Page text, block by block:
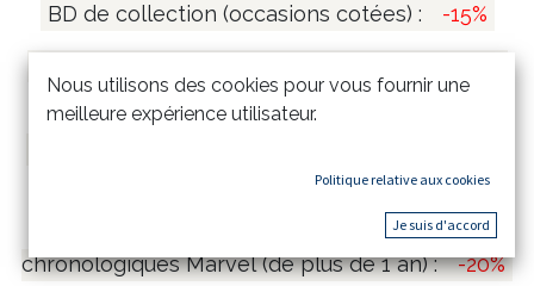
BD de collection (occasions cotées) : -15%
:
-20%
-15%
Comics Marvel Omnibus & Intégrales
chronologiques Marvel (de plus de 1 an) : -20%
Nous utilisons des cookies pour vous fournir une
meilleure expérience utilisateur.
Politique relative aux cookies
Je suis d'accord